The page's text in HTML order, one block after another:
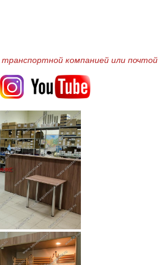
транспортной компанией или почтой